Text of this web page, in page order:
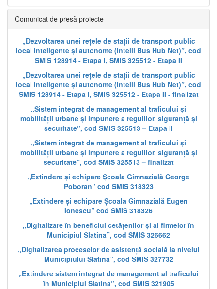
Comunicat de presă proiecte
„Dezvoltarea unei rețele de stații de transport public
local inteligente și autonome (Intelli Bus Hub Net)”, cod
SMIS 128914 - Etapa I, SMIS 325512 - Etapa II
„Dezvoltarea unei rețele de stații de transport public
local inteligente și autonome (Intelli Bus Hub Net)”, cod
SMIS 128914 - Etapa I, SMIS 325512 - Etapa II - finalizat
„Sistem integrat de management al traficului și
mobilității urbane și impunere a regulilor, siguranță și
securitate”, cod SMIS 325513 – Etapa II
„Sistem integrat de management al traficului și
mobilității urbane și impunere a regulilor, siguranță și
securitate”, cod SMIS 325513 – finalizat
„Extindere și echipare Școala Gimnazială George
Poboran” cod SMIS 318323
„Extindere și echipare Școala Gimnazială Eugen
Ionescu” cod SMIS 318326
„Digitalizare în beneficiul cetățenilor și al firmelor în
Municipiul Slatina”, cod SMIS 326662
„Digitalizarea proceselor de asistență socială la nivelul
Municipiului Slatina”, cod SMIS 327732
„Extindere sistem integrat de management al traficului
în Municipiul Slatina”, cod SMIS 321905